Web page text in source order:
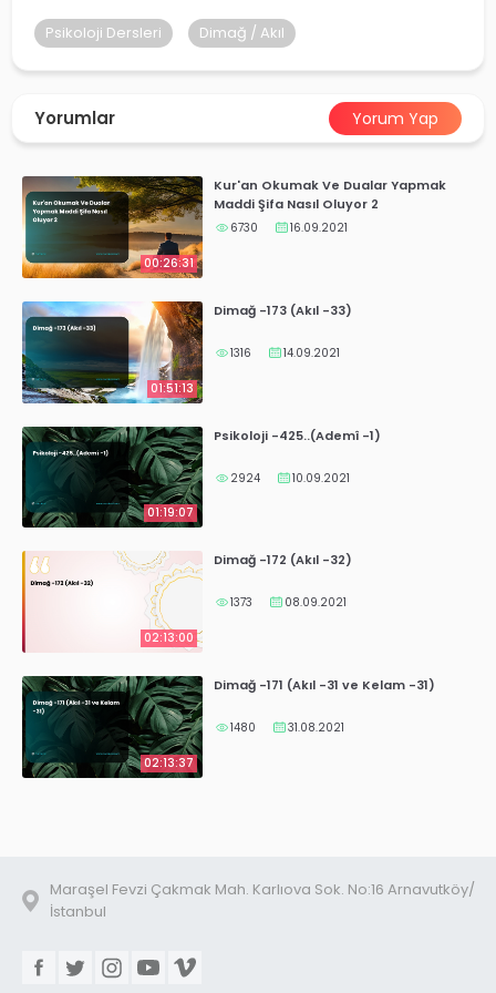
Psikoloji Dersleri Dimağ / Akıl
Yorumlar Yorum Yap
00:26:31
Kur'an Okumak Ve Dualar Yapmak
Maddi Şifa Nasıl Oluyor 2
6730 16.09.2021
01:51:13
Dimağ -173 (Akıl -33)
1316 14.09.2021
01:19:07
Psikoloji -425..(Ademî -1)
2924 10.09.2021
02:13:00
Dimağ -172 (Akıl -32)
1373 08.09.2021
02:13:37
Dimağ -171 (Akıl -31 ve Kelam -31)
1480 31.08.2021
Maraşel Fevzi Çakmak Mah. Karlıova Sok. No:16 Arnavutköy/
İstanbul